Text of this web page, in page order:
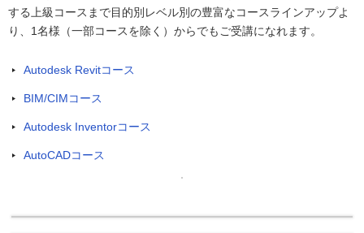
する上級コースまで目的別レベル別の豊富なコースラインアップよ
り、1名様（一部コースを除く）からでもご受講になれます。
Autodesk Revitコース
BIM/CIMコース
Autodesk Inventorコース
AutoCADコース